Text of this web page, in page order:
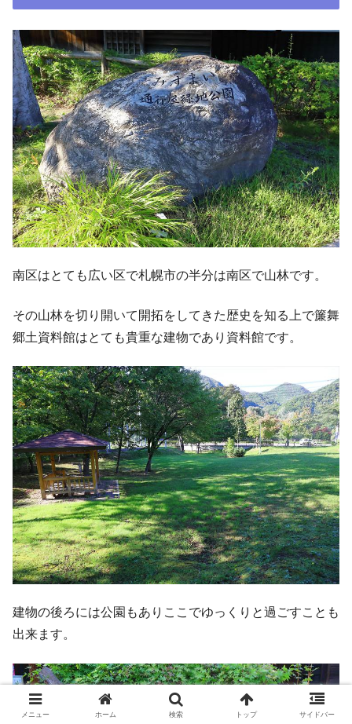
南区はとても広い区で札幌市の半分は南区で山林です。
その山林を切り開いて開拓をしてきた歴史を知る上で簾舞
郷土資料館はとても貴重な建物であり資料館です。
建物の後ろには公園もありここでゆっくりと過ごすことも
出来ます。
メニュー ホーム 検索 トップ サイドバー